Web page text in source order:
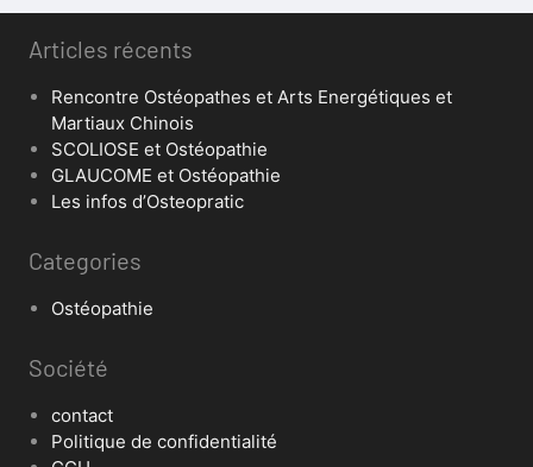
Articles récents
Rencontre Ostéopathes et Arts Energétiques et
Martiaux Chinois
SCOLIOSE et Ostéopathie
GLAUCOME et Ostéopathie
Les infos d’Osteopratic
Categories
Ostéopathie
Société
contact
Politique de confidentialité